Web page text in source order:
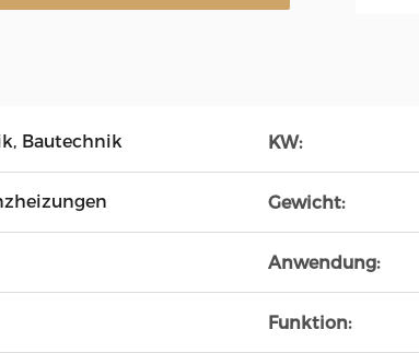
Bautechnik KW:
Gewicht:
Anwendung:
Funktion: